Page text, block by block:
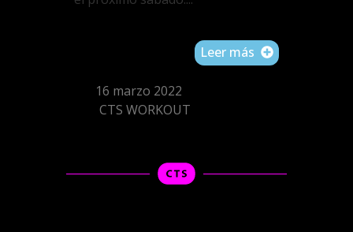
Leer más
16 marzo 2022
CTS WORKOUT